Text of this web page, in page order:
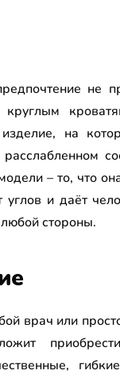
не
на
– то, что
углов и даёт
стороны.
врач или